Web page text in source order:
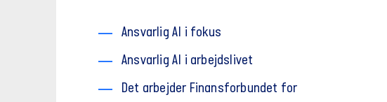
Ansvarlig AI i fokus
Ansvarlig AI i arbejdslivet
Det arbejder Finansforbundet for